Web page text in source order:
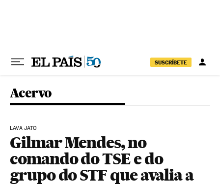
SUSCRÍBETE
Acervo
LAVA JATO
Gilmar Mendes, no
comando do TSE e do
grupo do STF que avalia a